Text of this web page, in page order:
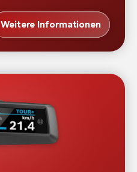
Weitere Informationen